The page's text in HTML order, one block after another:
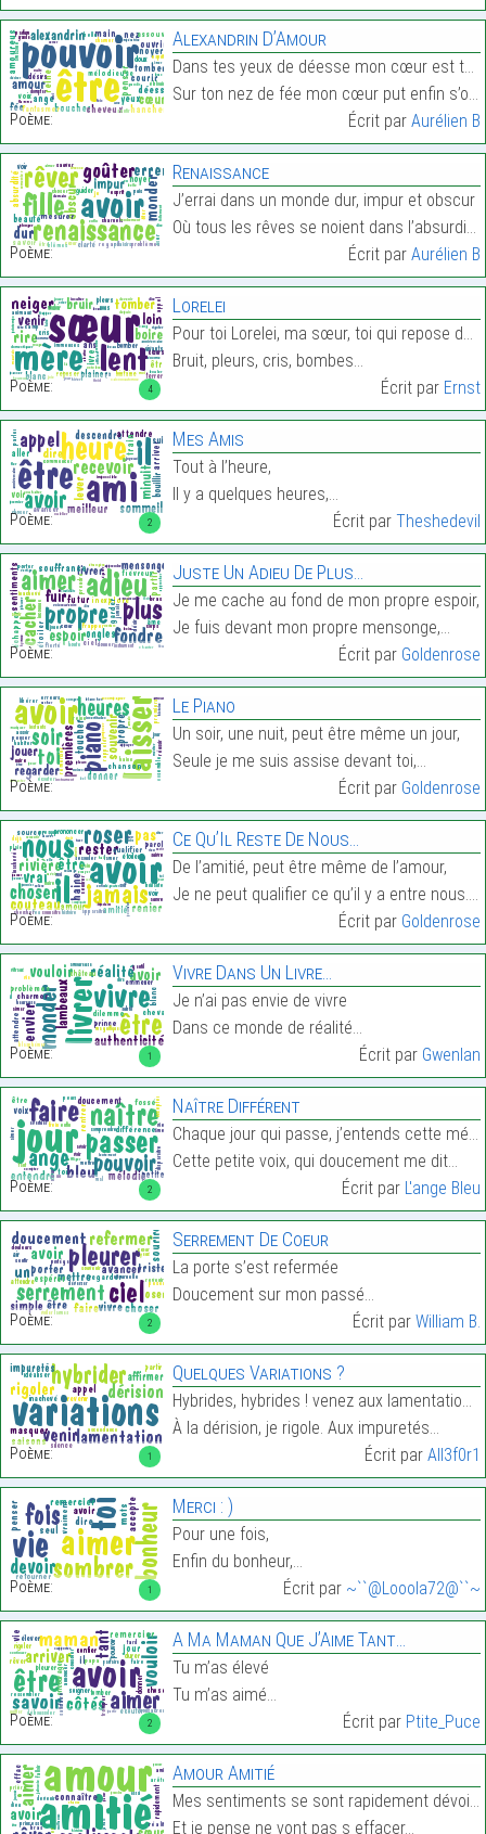
Poème:
Alexandrin D’Amour
Dans tes yeux de déesse mon cœur est tombé
Sur ton nez de fée mon cœur put enfin s’ouvrir…
Écrit par Aurélien B
Poème:
Renaissance
J’errai dans un monde dur, impur et obscur
Où tous les rêves se noient dans l’absurdité.…
Écrit par Aurélien B
4
Poème:
Lorelei
Pour toi Lorelei, ma sœur, toi qui repose dans cet
Bruit, pleurs, cris, bombes…
Écrit par Ernst
2
Poème:
Mes Amis
Tout à l’heure,
Il y a quelques heures,…
Écrit par Theshedevil
Poème:
Juste Un Adieu De Plus…
Je me cache au fond de mon propre espoir,
Je fuis devant mon propre mensonge,…
Écrit par Goldenrose
Poème:
Le Piano
Un soir, une nuit, peut être même un jour,
Seule je me suis assise devant toi,…
Écrit par Goldenrose
Poème:
Ce Qu’Il Reste De Nous…
De l’amitié, peut être même de l’amour,
Je ne peut qualifier ce qu’il y a entre nous.…
Écrit par Goldenrose
1
Poème:
Vivre Dans Un Livre…
Je n’ai pas envie de vivre
Dans ce monde de réalité…
Écrit par Gwenlan
2
Poème:
Naître Différent
Chaque jour qui passe, j’entends cette mélodie
Cette petite voix, qui doucement me dit…
Écrit par L'ange Bleu
2
Poème:
Serrement De Coeur
La porte s’est refermée
Doucement sur mon passé…
Écrit par William B.
1
Poème:
Quelques Variations ?
Hybrides, hybrides ! venez aux lamentations,
À la dérision, je rigole. Aux impuretés…
Écrit par All3f0r1
1
Poème:
Merci : )
Pour une fois,
Enfin du bonheur,…
Écrit par ~``@Looola72@``~
2
Poème:
A Ma Maman Que J’Aime Tant…
Tu m’as élevé
Tu m’as aimé…
Écrit par Ptite_Puce
Amour Amitié
Mes sentiments se sont rapidement dévoilés
Et je pense ne vont pas s effacer…